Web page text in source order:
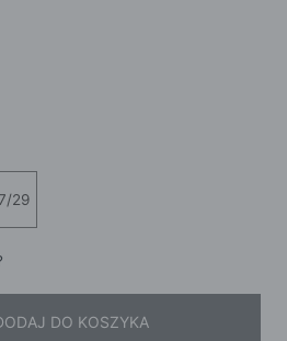
29
DO KOSZYKA